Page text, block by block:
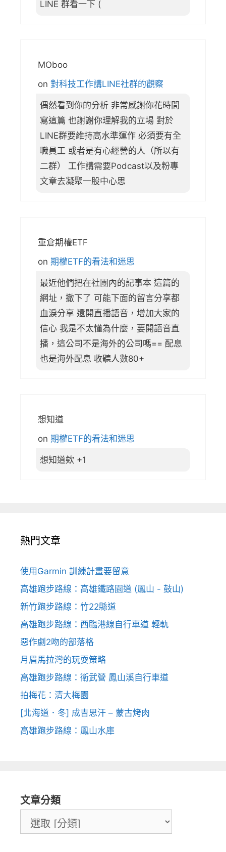
LINE 群看一下 (
MOboo
on 對科技工作講LINE社群的觀察
偶然看到你的分析 非常感謝你花時間
寫這篇 也謝謝你理解我的立場 對於
LINE群要維持高水準運作 必須要有全
職員工 或者是有心經營的人（所以有
二群） 工作講需要Podcast以及粉專
文章去凝聚一股中心思
重倉期權ETF
on 期權ETF的看法和迷思
最近他們把在社團內的記事本 這篇的
網址，撤下了 可能下面的留言分享都
血淚分享 還開直播語音，增加大家的
信心 我是不太懂為什麼，要開語音直
播，這公司不是海外的公司嗎== 配息
也是海外配息 收聽人數80+
想知道
on 期權ETF的看法和迷思
想知道欸 +1
熱門文章
使用Garmin 訓練計畫要留意
高雄跑步路線：高雄鐵路園道 (鳳山 - 鼓山)
新竹跑步路線：竹22縣道
高雄跑步路線：西臨港線自行車道 輕軌
惡作劇2吻的部落格
月眉馬拉灣的玩耍策略
高雄跑步路線：衛武營 鳳山溪自行車道
拍梅花：清大梅園
[北海道．冬] 成吉思汗 – 蒙古烤肉
高雄跑步路線：鳳山水庫
文章分類